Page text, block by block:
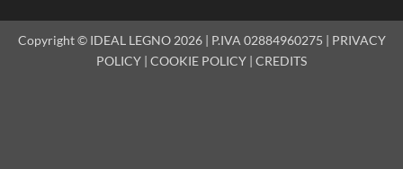
Copyright © IDEAL LEGNO 2026 | P.IVA 02884960275 | PRIVACY
POLICY | COOKIE POLICY | CREDITS